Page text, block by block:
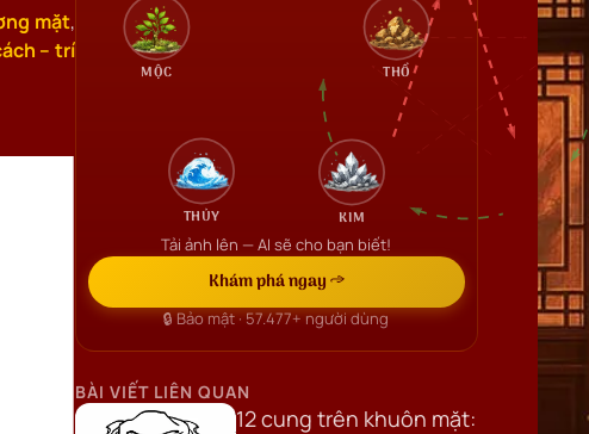
mặt,
– trí
THỔ
KIM
THỦY
MỘC
Tải ảnh lên — AI sẽ cho bạn biết!
Khám phá ngay →
🔒 Bảo mật ·57.477+người dùng
BÀI VIẾT LIÊN QUAN
12 cung trên khuôn mặt: